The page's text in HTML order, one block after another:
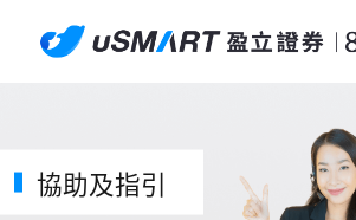
協助及指引